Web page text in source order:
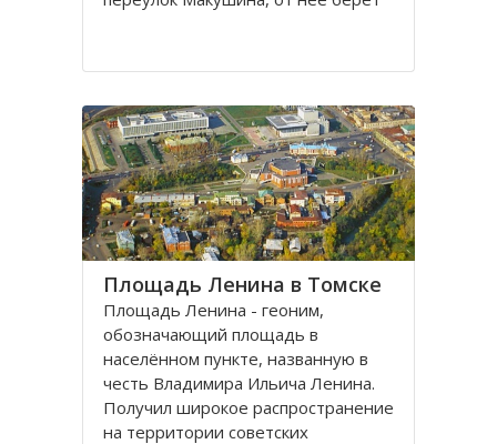
является одной из самых старых в
городе
Площадь Ленина в Томске
Площадь Ленина - геоним,
обозначающий площадь в
населённом пункте, названную в
честь Владимира Ильича Ленина.
Получил широкое распространение
на территории советских